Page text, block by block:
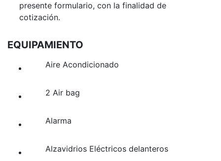
presente formulario, con la finalidad de
cotización.
EQUIPAMIENTO
Aire Acondicionado
2 Air bag
Alarma
Alzavidrios Eléctricos delanteros